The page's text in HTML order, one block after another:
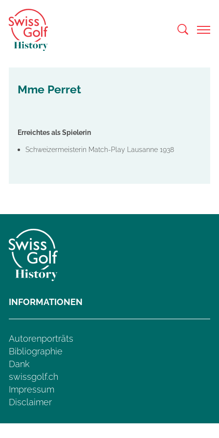
Mme Perret
Erreichtes als Spielerin
Schweizermeisterin Match-Play Lausanne 1938
INFORMATIONEN
Autorenporträts
Bibliographie
Dank
swissgolf.ch
Impressum
Disclaimer